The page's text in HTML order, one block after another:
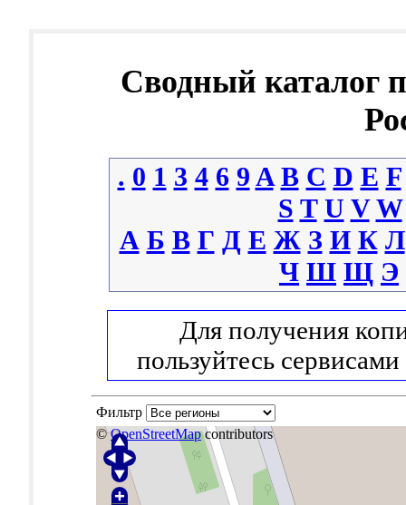
Сводный каталог
. 0 1 3 4 6 9 A B C D E F
S T U V W
А Б В Г Д Е Ж З И К Л
Ч Ш Щ Э
Для получения
пользуйтесь сервисами
Фильтр
©OpenStreetMapcontributors